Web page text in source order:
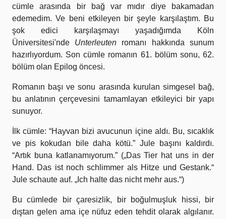
cümle arasında bir bağ var mıdır diye bakamadan
edemedim. Ve beni etkileyen bir şeyle karşılaştım. Bu
şok edici karşılaşmayı yaşadığımda Köln
Üniversitesi'nde Unterleuten romanı hakkında sunum
hazırlıyordum. Son cümle romanın 61. bölüm sonu, 62.
bölüm olan Epilog öncesi.
Romanın başı ve sonu arasında kurulan simgesel bağ,
bu anlatının çerçevesini tamamlayan etkileyici bir yapı
sunuyor.
İlk cümle: “Hayvan bizi avucunun içine aldı. Bu, sıcaklık
ve pis kokudan bile daha kötü.” Jule başını kaldırdı.
“Artık buna katlanamıyorum.” („Das Tier hat uns in der
Hand. Das ist noch schlimmer als Hitze und Gestank.“
Jule schaute auf. „Ich halte das nicht mehr aus.“)
Bu cümlede bir çaresizlik, bir boğulmuşluk hissi, bir
dıştan gelen ama içe nüfuz eden tehdit olarak algılanır.